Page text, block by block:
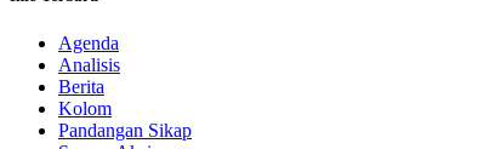
Agenda
Analisis
Berita
Kolom
Pandangan Sikap